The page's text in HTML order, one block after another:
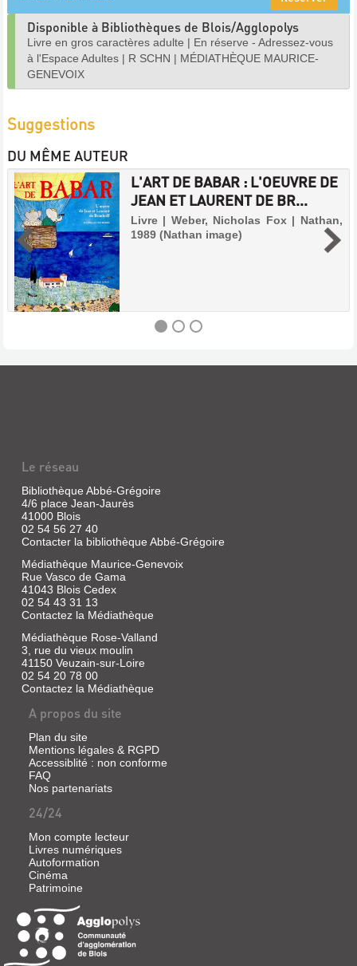
Disponible à Bibliothèques de Blois/Agglopolys
Livre en gros caractères adulte | En réserve - Adressez-vous
à l'Espace Adultes | R SCHN | MÉDIATHÈQUE MAURICE-
GENEVOIX
Suggestions
DU MÊME AUTEUR
L'ART DE BABAR : L'OEUVRE DE
JEAN ET LAURENT DE BR...
Livre | Weber, Nicholas Fox | Nathan,
1989 (Nathan image)
DE
JEAN
ET
LAURENT
DE
BR...
Livre
Weber,
Fox
Nathan,
1989
image)
ET
UNE
VOIX
POUR
CHANTER...
MÉMOIRES
|
Baez,
Joan
|
Le réseau
Bibliothèque Abbé-Grégoire
4/6 place Jean-Jaurès
41000 Blois
02 54 56 27 40
Contacter la bibliothèque Abbé-Grégoire
Médiathèque Maurice-Genevoix
Rue Vasco de Gama
41043 Blois Cedex
02 54 43 31 13
Contactez la Médiathèque
Médiathèque Rose-Valland
3, rue du vieux moulin
41150 Veuzain-sur-Loire
02 54 20 78 00
Contactez la Médiathèque
A propos du site
Plan du site
Mentions légales & RGPD
Accessiblité : non conforme
FAQ
Nos partenariats
24/24
Mon compte lecteur
Livres numériques
Autoformation
Cinéma
Patrimoine